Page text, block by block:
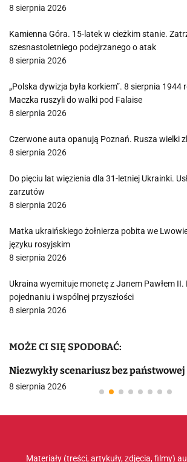
8 sierpnia 2026
Kamienna Góra. 15-latek w cieżkim stanie.
szesnastoletniego podejrzanego o atak
8 sierpnia 2026
„Polska dywizja była korkiem”. 8 sierpnia 1944
Maczka ruszyli do walki pod Falaise
8 sierpnia 2026
Czerwone auta opanują Poznań. Rusza wielki
8 sierpnia 2026
Do pięciu lat więzienia dla 31-letniej Ukrainki.
zarzutów
8 sierpnia 2026
Matka ukraińskiego żołnierza pobita we
języku rosyjskim
8 sierpnia 2026
Ukraina wyemituje monetę z Janem Pawłem
pojednaniu i wspólnej przyszłości
8 sierpnia 2026
MOŻE CI SIĘ SPODOBAĆ:
Niezwykły scenariusz bez
8 sierpnia 2026
Materiały (treści, artykuły, zdjęcia, filmy)